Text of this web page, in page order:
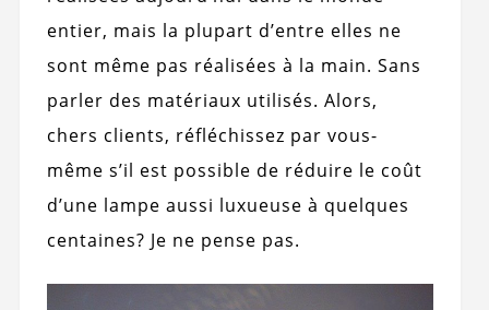
entier, mais la plupart d’entre elles ne
sont même pas réalisées à la main. Sans
parler des matériaux utilisés. Alors,
chers clients, réfléchissez par vous-
même s’il est possible de réduire le coût
d’une lampe aussi luxueuse à quelques
centaines? Je ne pense pas.